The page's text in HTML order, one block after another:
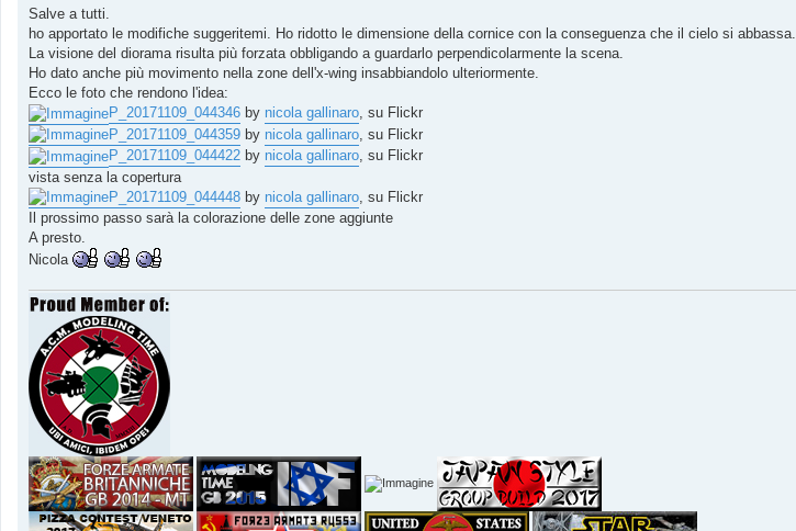
s
a
g
i
o
Salve a tutti.
ho apportato le modifiche suggeritemi. Ho ridotto le dimensione della cornice con la conseguenza che il cielo si abbassa.
La visione del diorama risulta più forzata obbligando a guardarlo perpendicolarmente la scena.
Ho dato anche più movimento nella zone dell'x-wing insabbiandolo ulteriormente.
Ecco le foto che rendono l'idea:
P_20171109_044346 by nicola gallinaro, su Flickr
P_20171109_044359 by nicola gallinaro , su Flickr
P_20171109_044422 by nicola gallinaro, su Flickr
vista senza la copertura
P_20171109_044448 by nicola gallinaro , su Flickr
Il prossimo passo sarà la colorazione delle zone aggiunte
A presto.
Nicola